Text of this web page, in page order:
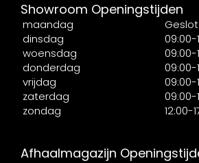
Showroom Openingstijden
maandag
dinsdag
09:00-
woensdag
09:00-
donderdag
09:00-
vrijdag
09:00-
zaterdag
09:00-
zondag
12:00-
Afhaalmagazijn